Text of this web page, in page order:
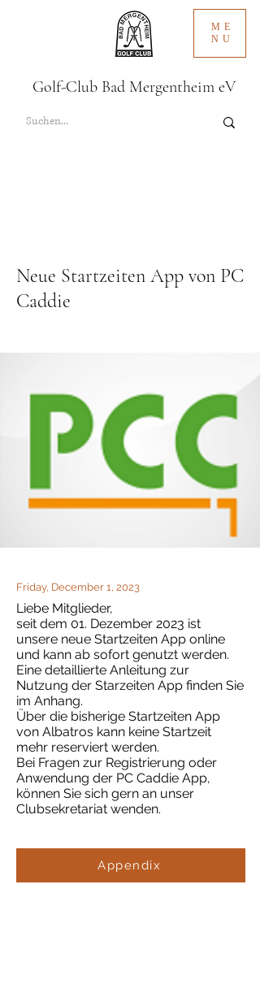
ME
NU
Golf-Club Bad Mergentheim eV
Neue Startzeiten App von PC
Caddie
Friday, December 1, 2023
Liebe Mitglieder,
seit dem 01. Dezember 2023 ist
unsere neue Startzeiten App online
und kann ab sofort genutzt werden.
Eine detaillierte Anleitung zur
Nutzung der Starzeiten App finden Sie
im Anhang.
Über die bisherige Startzeiten App
von Albatros kann keine Startzeit
mehr reserviert werden.
Bei Fragen zur Registrierung oder
Anwendung der PC Caddie App,
können Sie sich gern an unser
Clubsekretariat wenden.
Appendix